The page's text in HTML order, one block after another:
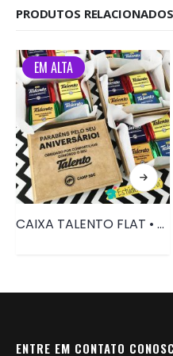
PRODUTOS RELACIONADOS
EM ALTA
CAIXA TALENTO FLAT • PRD004
ENTRE EM CONTATO